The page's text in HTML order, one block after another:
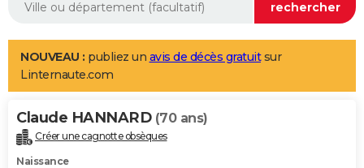
Aménagement intérieur
LIFESTYLE
Art de vivre
Bien-être
Loisirs
Mode
Modes de vie
Alimentation
Guide de la santé
Maladies
Médicaments
Sommeil
VOYAGE
Destinations
City break
Voyage nature
Voyage de noces
Forum
Climat
+PHOTO
NOUVEAU : publiez un avis de décès gratuitsur
Linternaute.com
Claude HANNARD (70 ans)
Créer une cagnotte obsèques
Naissance